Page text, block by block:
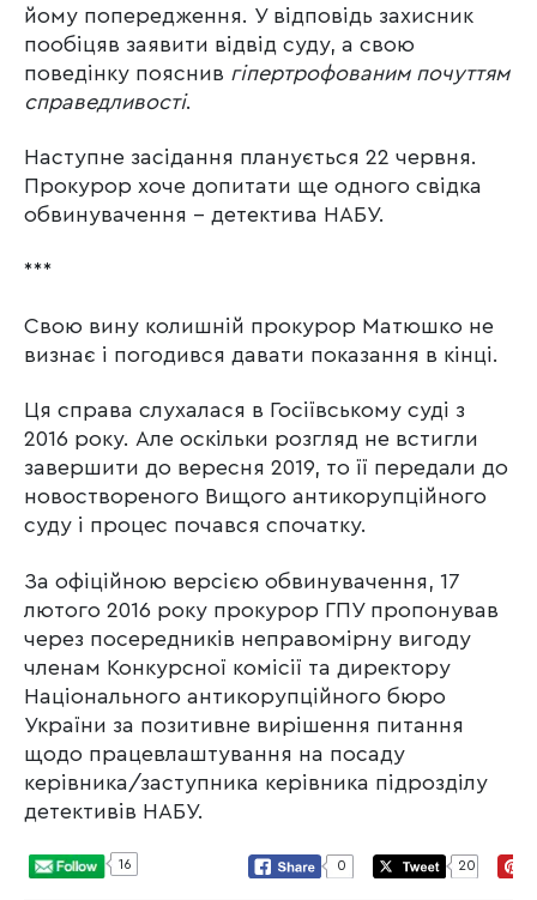
йому попередження. У відповідь захисник
пообіцяв заявити відвід суду, а свою
поведінку пояснив гіпертрофованим почуттям
справедливості.
Наступне засідання планується 22 червня.
Прокурор хоче допитати ще одного свідка
обвинувачення – детектива НАБУ.
***
Свою вину колишній прокурор Матюшко не
визнає і погодився давати показання в кінці.
Ця справа слухалася в Госіївському суді з
2016 року. Але оскільки розгляд не встигли
завершити до вересня 2019, то її передали до
новоствореного Вищого антикорупційного
суду і процес почався спочатку.
За офіційною версією обвинувачення, 17
лютого 2016 року прокурор ГПУ пропонував
через посередників неправомірну вигоду
членам Конкурсної комісії та директору
Національного антикорупційного бюро
України за позитивне вирішення питання
щодо працевлаштування на посаду
керівника/заступника керівника підрозділу
детективів НАБУ.
16 0 20